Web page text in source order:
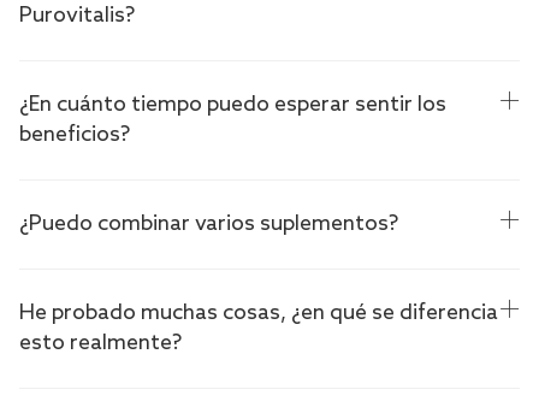
Purovitalis?
¿En cuánto tiempo puedo esperar sentir los
beneficios?
¿Puedo combinar varios suplementos?
He probado muchas cosas, ¿en qué se diferencia
esto realmente?